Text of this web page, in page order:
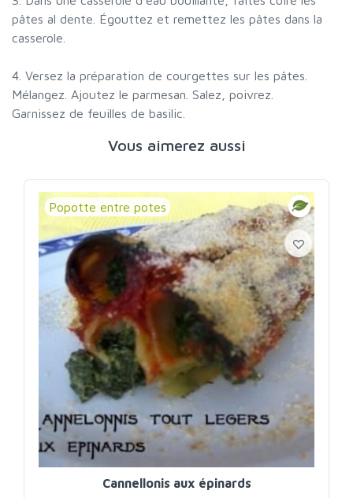
pâtes al dente. Égouttez et remettez les pâtes dans la
casserole.
4. Versez la préparation de courgettes sur les pâtes.
Mélangez. Ajoutez le parmesan. Salez, poivrez.
Garnissez de feuilles de basilic.
Vous aimerez aussi
Popotte entre potes
Cannellonis aux épinards